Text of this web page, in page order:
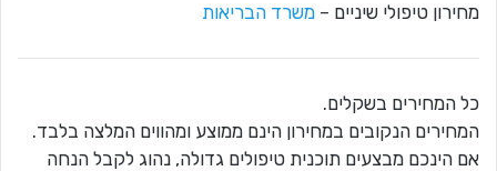
מחירון טיפולי שיניים – משרד הבריאות
כל המחירים בשקלים.
המחירים הנקובים במחירון הינם ממוצע ומהווים המלצה בלבד.
אם הינכם מבצעים תוכנית טיפולים גדולה, נהוג לקבל הנחה